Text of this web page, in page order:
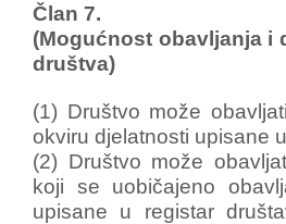
Član 7.
(Mogućnost obavljanja i
društva)
(1) Društvo može
okviru djelatnosti upisane
(2) Društvo može
koji se uobičajeno
upisane u registar